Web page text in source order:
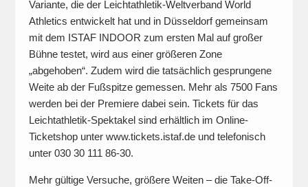
Variante, die der Leichtathletik-Weltverband World
Athletics entwickelt hat und in Düsseldorf gemeinsam
mit dem ISTAF INDOOR zum ersten Mal auf großer
Bühne testet, wird aus einer größeren Zone
„abgehoben“. Zudem wird die tatsächlich gesprungene
Weite ab der Fußspitze gemessen. Mehr als 7500 Fans
werden bei der Premiere dabei sein. Tickets für das
Leichtathletik-Spektakel sind erhältlich im Online-
Ticketshop unter www.tickets.istaf.de und telefonisch
unter 030 30 111 86-30.
Mehr gültige Versuche, größere Weiten – die Take-Off-